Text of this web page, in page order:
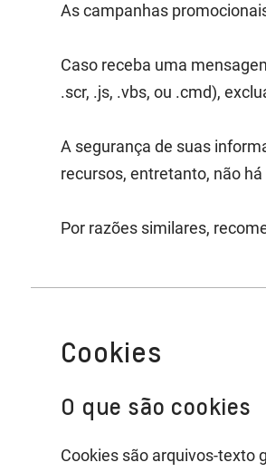
As campanhas
Caso receba uma
.scr, .js, .vbs, ou .cmd),
A segurança de suas
recursos, entretanto, não
Por razões similares,
Cookies
O que são cookies
Cookies são arquivos-texto